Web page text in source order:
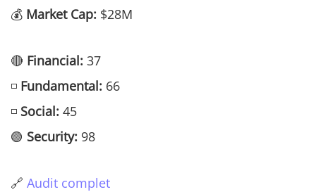
💰 Market Cap: $28M
🔴 Financial: 37
◽ Fundamental: 66
◽ Social: 45
🟢 Security: 98
🔗 Audit complet